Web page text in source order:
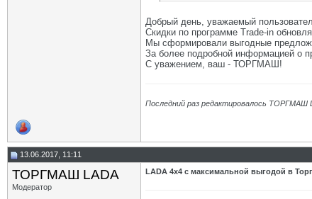
Добрый день, уважаемый
Скидки по программе Trade-in
Мы cформировали выгодные
За более подробной информацией о
С уважением, ваш - ТОРГМАШ!
Последний раз редактировалось ТОРГМАШ
13.06.2017, 11:11
ТОРГМАШ LADA
Модератор
LADA 4x4 с максимальной выгодой в